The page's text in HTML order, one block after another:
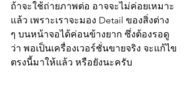
ถ้าจะใช้ถ่ายภาพต่อ อาจจะไม่ค่อยเหมาะ
แล้ว เพราะเราจะมอง Detail ของสิ่งต่าง
ๆ บนหน้าจอได้ค่อนข้างยาก ซึ่งต้องรอดู
ว่า พอเป็นเครื่องเวอร์ชั่นขายจริง จะแก้ไข
ตรงนี้มาให้แล้ว หรือยังนะครับ